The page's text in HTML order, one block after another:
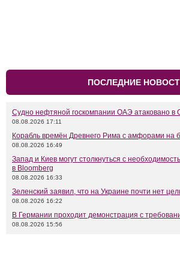
ПОСЛЕДНИЕ
Судно нефтяной госкомпании ОАЭ атаковано
08.08.2026 17:11
Корабль времён Древнего Рима с амфорами на
08.08.2026 16:49
Запад и Киев могут столкнуться с
в Bloomberg
08.08.2026 16:33
Зеленский заявил, что на Украине почти нет
08.08.2026 16:22
В Германии проходит демонстрация с
08.08.2026 15:56